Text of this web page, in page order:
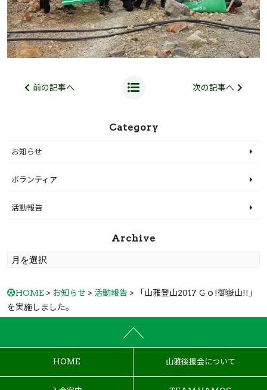
前の記事へ 次の記事へ
Category
お知らせ
ボランティア
活動報告
Archive
HOME > お知らせ > 活動報告 > 「山雅登山2017 Ｇｏ!御嶽山!!」
を実施しました。
HOME 山雅後援会について